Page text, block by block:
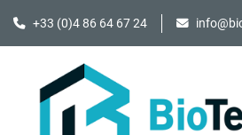
+33 (0)4 86 64 67 24